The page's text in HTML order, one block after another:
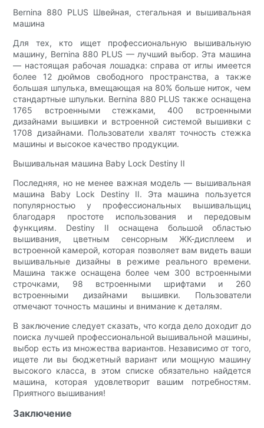
Bernina 880 PLUS Швейная, стегальная и вышивальная
машина
Для тех, кто ищет профессиональную вышивальную
машину, Bernina 880 PLUS — лучший выбор. Эта машина
— настоящая рабочая лошадка: справа от иглы имеется
более 12 дюймов свободного пространства, а также
большая шпулька, вмещающая на 80% больше ниток, чем
стандартные шпульки. Bernina 880 PLUS также оснащена
1765 встроенными стежками, 400 встроенными
дизайнами вышивки и встроенной системой вышивки с
1708 дизайнами. Пользователи хвалят точность стежка
машины и высокое качество продукции.
Вышивальная машина Baby Lock Destiny II
Последняя, но не менее важная модель — вышивальная
машина Baby Lock Destiny II. Эта машина пользуется
популярностью у профессиональных вышивальщиц
благодаря простоте использования и передовым
функциям. Destiny II оснащена большой областью
вышивания, цветным сенсорным ЖК-дисплеем и
встроенной камерой, которая позволяет вам видеть ваши
вышивальные дизайны в режиме реального времени.
Машина также оснащена более чем 300 встроенными
строчками, 98 встроенными шрифтами и 260
встроенными дизайнами вышивки. Пользователи
отмечают точность машины и внимание к деталям.
В заключение следует сказать, что когда дело доходит до
поиска лучшей профессиональной вышивальной машины,
выбор есть из множества вариантов. Независимо от того,
ищете ли вы бюджетный вариант или мощную машину
высокого класса, в этом списке обязательно найдется
машина, которая удовлетворит вашим потребностям.
Приятного вышивания!
Заключение